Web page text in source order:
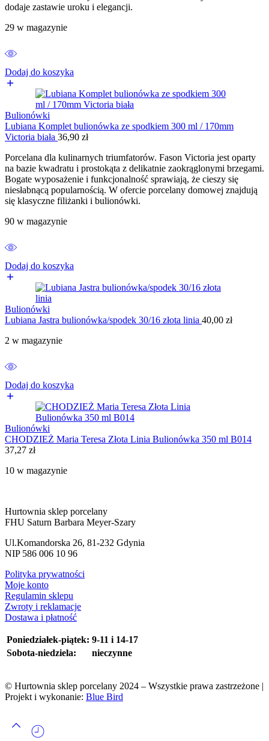
dodaje zastawie uroku i elegancji.
29 w magazynie
Dodaj do koszyka
Bulionówki
Lubiana Komplet bulionówka ze spodkiem 300 ml / 170mm
Victoria biała 36,90 zł
Porcelana dla kulinarnych triumfatorów. Fason Victoria jest oparty
na bazie kwadratu i prostokąta z delikatnie zaokrąglonymi brzegami.
Bogate wyposażenie i funkcjonalność sprawiają, że cieszy się
niesłabnącą popularnością. W ofercie porcelany domowej znajdują
się klasyczne filiżanki i bulionówki.
90 w magazynie
Dodaj do koszyka
Bulionówki
Lubiana Jastra bulionówka/spodek 30/16 złota linia 40,00 zł
2 w magazynie
Dodaj do koszyka
Bulionówki
CHODZIEŻ Maria Teresa Złota Linia Bulionówka 350 ml B014
37,27 zł
10 w magazynie
Hurtownia sklep porcelany
FHU Saturn Barbara Meyer-Szary
Ul.Komandorska 26, 81-232 Gdynia
NIP 586 006 10 96
Polityka prywatności
Moje konto
Regulamin sklepu
Zwroty i reklamacje
Dostawa i płatność
Poniedziałek-piątek: 9-11 i 14-17
Sobota-niedziela:
nieczynne
© Hurtownia sklep porcelany 2024 – Wszystkie prawa zastrzeżone |
Projekt i wykonanie: Blue Bird